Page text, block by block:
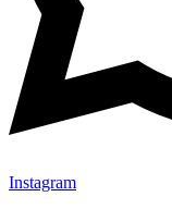
Instagram